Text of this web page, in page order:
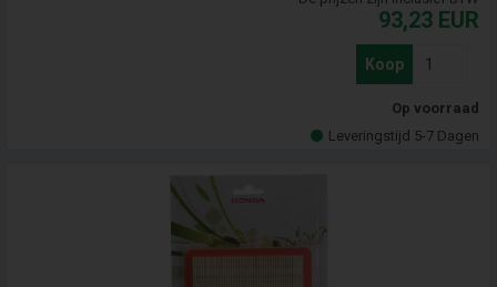
93,23 EUR
Koop
Op voorraad
Leveringstijd 5-7 Dagen